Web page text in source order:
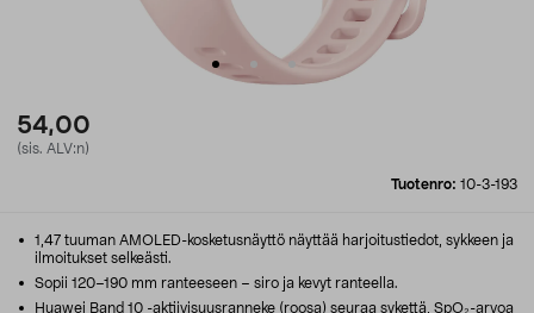
54,00
(sis. ALV:n)
Tuotenro: 10-3-193
1,47 tuuman AMOLED-kosketusnäyttö näyttää harjoitustiedot, sykkeen ja
ilmoitukset selkeästi.
Sopii 120–190 mm ranteeseen – siro ja kevyt ranteella.
Huawei Band 10 -aktiivisuusranneke (roosa) seuraa sykettä, SpO₂-arvoa